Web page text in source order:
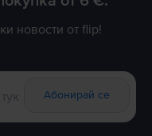
новости от flip!
Абонирай се